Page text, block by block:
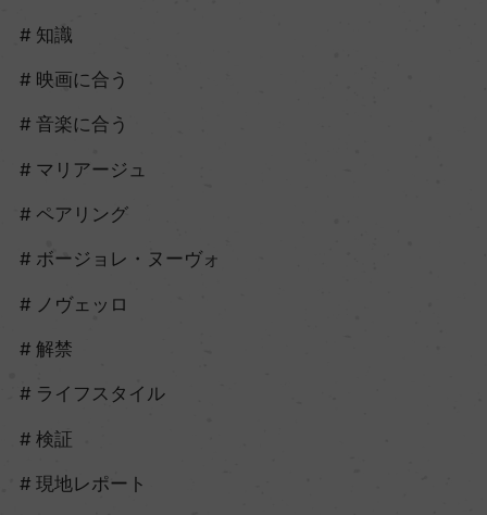
知識
映画に合う
音楽に合う
マリアージュ
ペアリング
ボージョレ・ヌーヴォ
ノヴェッロ
解禁
ライフスタイル
検証
現地レポート